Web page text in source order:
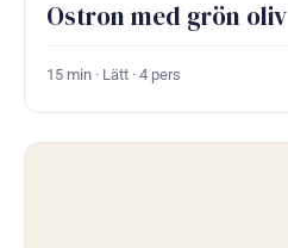
Ostron med grön oliv
15 min · Lätt · 4 pers